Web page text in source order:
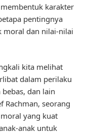
karakter
pentingnya
moral dan nilai-nilai
kita melihat
dalam perilaku
dan lain
Rachman, seorang
yang kuat
anak untuk